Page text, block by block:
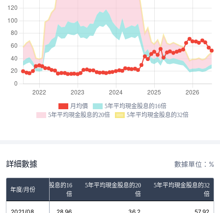
月均價
5年平均現金股息的16倍
5年平均現金股息的20倍
5年平均現金股息的32倍
詳細數據 數據單位：%
年度/月份
5年平均現金股息的16
倍
5年平均現金股息的20
倍
5年平均現金股息的32
倍